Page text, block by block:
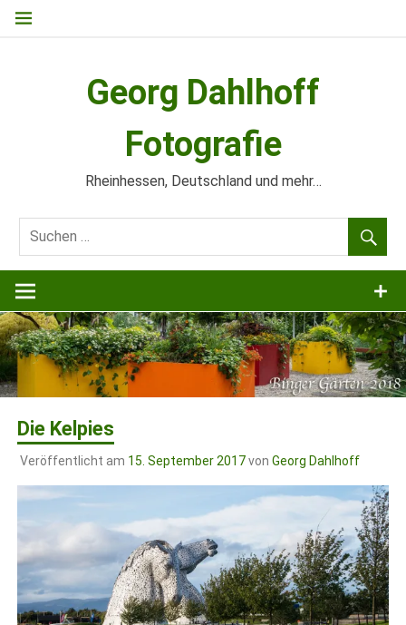
Zum
Georg Dahlhoff
Fotografie
Rheinhessen, Deutschland und mehr…
Die Kelpies
Veröffentlicht am 15. September 2017von Georg Dahlhoff